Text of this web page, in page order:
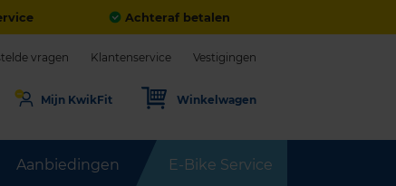
Achteraf betalen
Aanbiedingen E-Bike Service
vragen Klantenservice Vestigingen
Mijn KwikFit Winkelwagen